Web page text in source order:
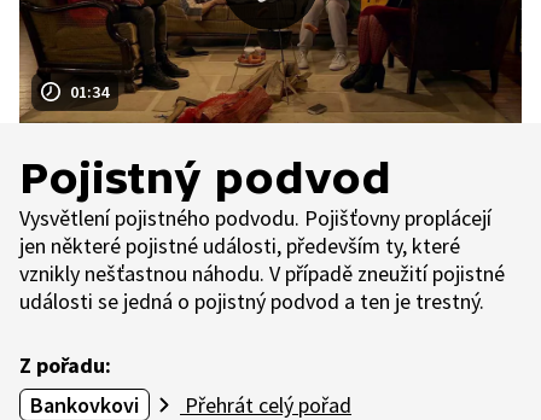
01:34
Pojistný podvod
Vysvětlení pojistného podvodu. Pojišťovny proplácejí
jen některé pojistné události, především ty, které
vznikly nešťastnou náhodu. V případě zneužití pojistné
události se jedná o pojistný podvod a ten je trestný.
Z pořadu:
Bankovkovi
Přehrát celý pořad